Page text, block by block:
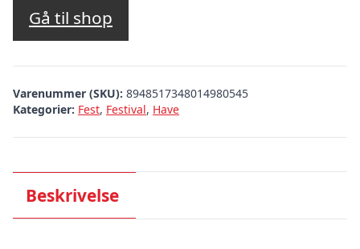
Gå til shop
Varenummer (SKU): 8948517348014980545
Kategorier: Fest, Festival, Have
Beskrivelse